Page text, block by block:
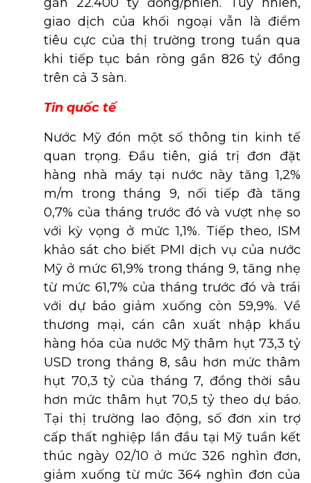
giao dịch của khối ngoại vẫn là điểm
tiêu cực của thị trường trong tuần qua
khi tiếp tục bán ròng gần 826 tỷ đồng
trên cả 3 sàn.
Tin quốc tế
Nước Mỹ đón một số thông tin kinh tế
quan trọng. Đầu tiên, giá trị đơn đặt
hàng nhà máy tại nước này tăng 1,2%
m/m trong tháng 9, nối tiếp đà tăng
0,7% của tháng trước đó và vượt nhẹ so
với kỳ vọng ở mức 1,1%. Tiếp theo, ISM
khảo sát cho biết PMI dịch vụ của nước
Mỹ ở mức 61,9% trong tháng 9, tăng nhẹ
từ mức 61,7% của tháng trước đó và trái
với dự báo giảm xuống còn 59,9%. Về
thương mại, cán cân xuất nhập khẩu
hàng hóa của nước Mỹ thâm hụt 73,3 tỷ
USD trong tháng 8, sâu hơn mức thâm
hụt 70,3 tỷ của tháng 7, đồng thời sâu
hơn mức thâm hụt 70,5 tỷ theo dự báo.
Tại thị trường lao động, số đơn xin trợ
cấp thất nghiệp lần đầu tại Mỹ tuần kết
thúc ngày 02/10 ở mức 326 nghìn đơn,
giảm xuống từ mức 364 nghìn đơn của